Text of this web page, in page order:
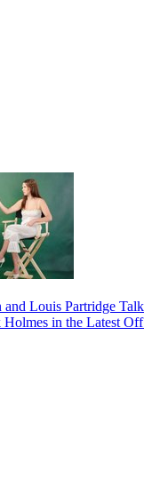
Louis Partridge Talk
Holmes in the Latest